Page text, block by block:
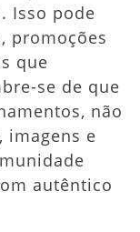
Isso pode
promoções
que
se de que
não
imagens e
autêntico